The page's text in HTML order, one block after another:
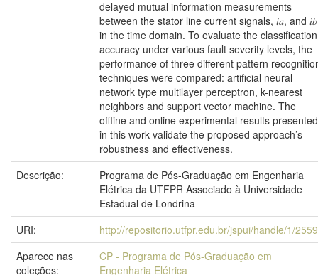
delayed mutual information measurements
between the stator line current signals, 𝑖𝑎, and
in the time domain. To evaluate the classification
accuracy under various fault severity levels, the
performance of three different pattern
techniques were compared: artificial neural
network type multilayer perceptron, k-nearest
neighbors and support vector machine. The
offline and online experimental results presented
in this work validate the proposed approach’s
robustness and effectiveness.
Descrição:
Programa de Pós-Graduação em Engenharia
Elétrica da UTFPR Associado à Universidade
Estadual de Londrina
URI:
http://repositorio.utfpr.edu.br/jspui/handle/1/
Aparece nas
coleções:
CP - Programa de Pós-Graduação em
Engenharia Elétrica